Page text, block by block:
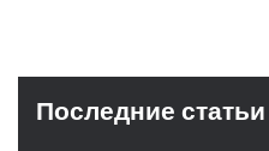
Последние статьи